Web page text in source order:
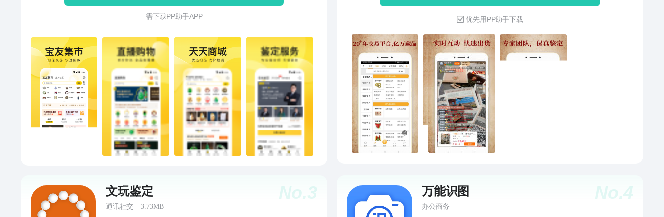
最合适的主人。【十大品类，百万好物】涵盖翡翠玉石、紫
砂陶瓷、南红绿松、木雕盘玩、珍珠彩宝、文玩杂项、茶酒
品，淘你所爱！【新人礼包，福利满满】新用户注册专享
1888元红包，更有限时专享低价捡漏【源头直购，极速物
流】千余严选商家源头直采，更经平台鉴定再发货，七天无
理由退货【文玩社区，国风文化】4000万文玩爱好者在线交
流，晒宝交友共赏国风文化【直播回收，值得信赖】与回收
商在线连麦聊价，闲置文玩一站式服务，回收资金便捷安心
鉴宝—您可以通过以下方式联系我—如果您认可我们的服
务，请留下您的好评，推荐给身边的朋友，我们继续努力！
如果您认为我们有哪些不足，我们更加希望可以听到您的声
手：天天鉴宝（tiantianjianbao01）公众号：天天鉴宝App官方
网址：www.ttjianbao.com
需 下 载 P P 助 手 A P P
【功能说明】：商品发布、商品买卖、竞价商品、订单商
谈、商品搜索、地摊论坛、交流会资讯、宝贝鉴定评级、好
友交流等主要功能。
优先用PP助手下载
No.3
文玩鉴定
通讯社交 3.73MB
No.4
万能识图
办公商务